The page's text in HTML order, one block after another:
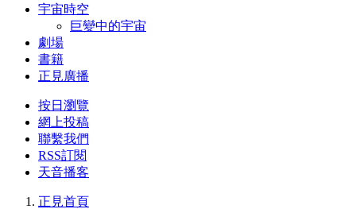
宇宙時空
巨變中的宇宙
劇場
書籍
正見廣播
按日瀏覽
網上投稿
聯繫我們
RSS訂閱
天音播客
正見首頁